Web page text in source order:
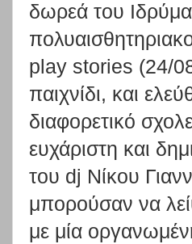
δωρεά του
play stories (24/
παιχνίδι, και
διαφορετικό
ευχάριστη και
του dj Νίκου
μπορούσαν να
με μία